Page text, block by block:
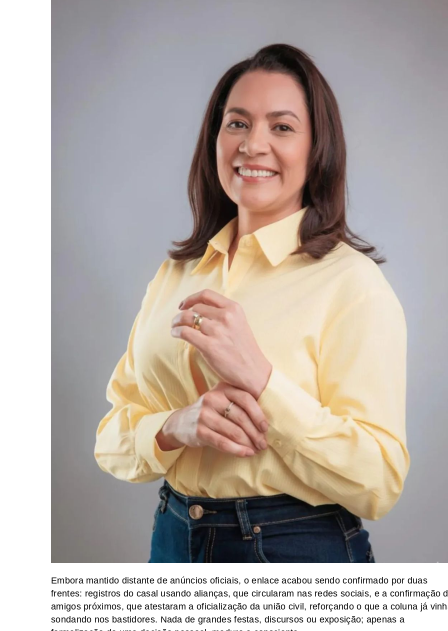
Embora mantido distante de anúncios oficiais, o enlace acabou sendo confirmado por duas
frentes: registros do casal usando alianças, que circularam nas redes sociais, e a confirmação
amigos próximos, que atestaram a oficialização da união civil, reforçando o que a coluna já
sondando nos bastidores. Nada de grandes festas, discursos ou exposição; apenas a